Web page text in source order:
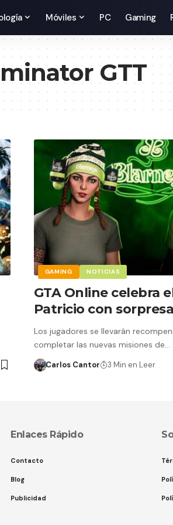
Móviles PC Gaming
GTT
GAMING NOTICIAS
GTA Online celebra
Patricio con
Los jugadores se llevarán
completar las nuevas misiones de…
Carlos Cantor 3 Min en Leer
Enlaces Rápido
Contacto
Blog
Publicidad